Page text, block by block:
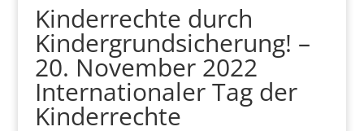
Kinderrechte durch
Kindergrundsicherung! –
20. November 2022
Internationaler Tag der
Kinderrechte